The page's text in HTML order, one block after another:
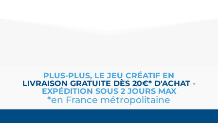
PLUS-PLUS, LE JEU CRÉATIF EN
LIVRAISON GRATUITE DÈS 20€* D'ACHAT -
EXPÉDITION SOUS 2 JOURS MAX
*en France métropolitaine